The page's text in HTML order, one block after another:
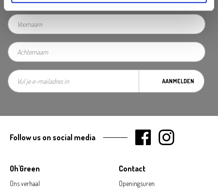
AANMELDEN
Oh'Green
Ons verhaal
Contact
Openingsuren
Follow us on social media